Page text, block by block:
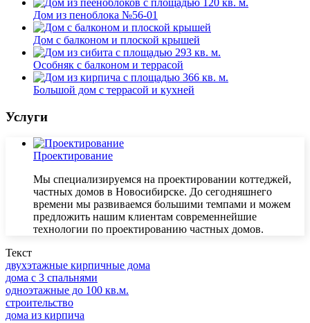
Дом из пеноблока №56-01
Дом с балконом и плоской крышей
Особняк с балконом и террасой
Большой дом с террасой и кухней
Услуги
Проектирование
Мы специализируемся на проектировании коттеджей,
частных домов в Новосибирске. До сегодняшнего
времени мы развиваемся большими темпами и можем
предложить нашим клиентам современнейшие
технологии по проектированию частных домов.
Текст
двухэтажные кирпичные дома
дома с 3 спальнями
одноэтажные до 100 кв.м.
строительство
дома из кирпича